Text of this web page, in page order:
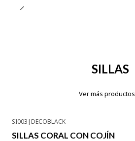
SILLAS
Ver más productos
SI003|DECOBLACK
SILLAS CORAL CON COJÍN